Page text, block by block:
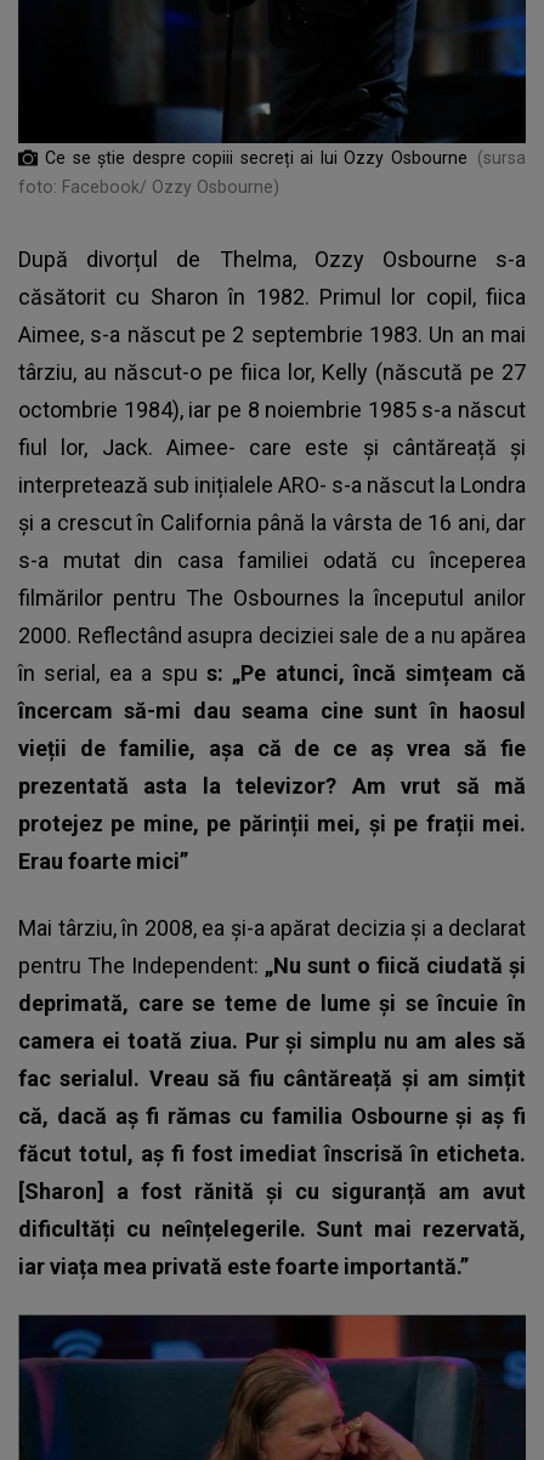
Ce se știe despre copiii secreți ai lui Ozzy Osbourne
(sursa
foto: Facebook/ Ozzy Osbourne)
După divorțul de Thelma, Ozzy Osbourne s-a
căsătorit cu Sharon în 1982. Primul lor copil, fiica
Aimee, s-a născut pe 2 septembrie 1983. Un an mai
târziu, au născut-o pe fiica lor, Kelly (născută pe 27
octombrie 1984), iar pe 8 noiembrie 1985 s-a născut
fiul lor, Jack. Aimee- care este și cântăreață și
interpretează sub inițialele ARO- s-a născut la Londra
și a crescut în California până la vârsta de 16 ani, dar
s-a mutat din casa familiei odată cu începerea
filmărilor pentru The Osbournes la începutul anilor
2000. Reflectând asupra deciziei sale de a nu apărea
în serial, ea a spu s: „Pe atunci, încă simțeam că
încercam să-mi dau seama cine sunt în haosul
vieții de familie, așa că de ce aș vrea să fie
prezentată asta la televizor? Am vrut să mă
protejez pe mine, pe părinții mei, și pe frații mei.
Erau foarte mici”
Mai târziu, în 2008, ea și-a apărat decizia și a declarat
pentru The Independent: „Nu sunt o fiică ciudată și
deprimată, care se teme de lume și se încuie în
camera ei toată ziua. Pur și simplu nu am ales să
fac serialul. Vreau să fiu cântăreață și am simțit
că, dacă aș fi rămas cu familia Osbourne și aș fi
făcut totul, aș fi fost imediat înscrisă în eticheta.
[Sharon] a fost rănită și cu siguranță am avut
dificultăți cu neînțelegerile. Sunt mai rezervată,
iar viața mea privată este foarte importantă.”